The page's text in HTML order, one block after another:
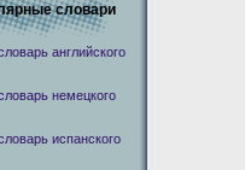
словари
английского
немецкого
испанского